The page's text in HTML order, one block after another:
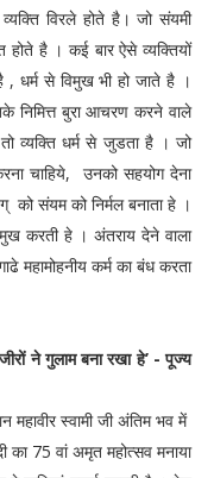
विरले होते है। जो संयमी
होते है । कई बार ऐसे व्यक्तियों
धर्म से विमुख भी हो जाते है ।
निमित्त बुरा आचरण करने वाले
व्यक्ति धर्म से जुडता है । जो
चाहिये, उनको सहयोग देना
को संयम को निर्मल बनाता हे ।
करती हे । अंतराय देने वाला
महामोहनीय कर्म का बंध करता
ने गुलाम बना रखा हे’ - पूज्य
महावीर स्वामी जी अंतिम भव में
75 वां अमृत महोत्सव मनाया